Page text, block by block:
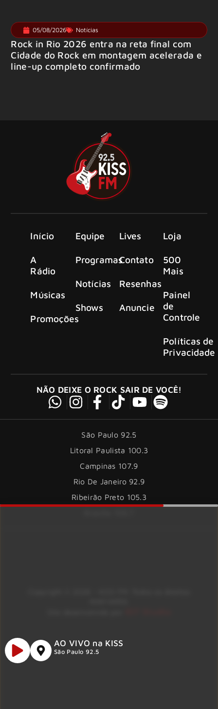
05/08/2026 Notícias
Rock in Rio 2026 entra na reta final com
Cidade do Rock em montagem acelerada e
line-up completo confirmado
Início
A
Rádio
Músicas
Promoções
Equipe
Programas
Notícias
Shows
Lives
Contato
Resenhas
Anuncie
Loja
500
Mais
Painel
de
Controle
Políticas de
Privacidade
NÃO DEIXE O ROCK SAIR DE VOCÊ!
São Paulo 92.5
Litoral Paulista 100.3
Campinas 107.9
Rio De Janeiro 92.9
Ribeirão Preto 105.3
AO VIVO na KISS
São Paulo 92.5